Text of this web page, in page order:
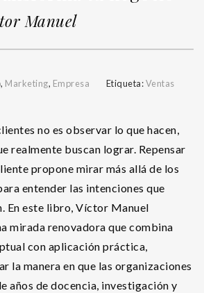
Manuel
, Marketing, Empresa Etiqueta:Ventas
no es observar lo que hacen,
realmente buscan lograr. Repensar
propone mirar más allá de los
entender las intenciones que
En este libro, Víctor Manuel
mirada renovadora que combina
con aplicación práctica,
la manera en que las organizaciones
años de docencia, investigación y